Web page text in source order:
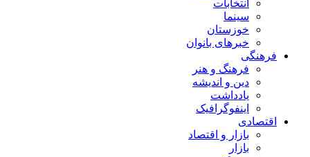
انتخابات
سینما
خوزستان
خبرهای بانوان
فرهنگی
فرهنگ و هنر
دین و اندیشه
یادداشت
اینفوگرافیک
اقتصادی
بازار و اقتصاد
بازار